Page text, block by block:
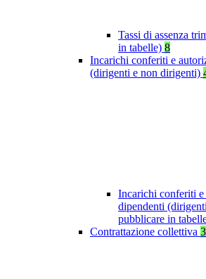
Tassi di assenza
in tabelle) 8
Incarichi conferiti e
(dirigenti e non dirigenti)
Incarichi conferiti e
dipendenti
pubblicare in
Contrattazione collettiva 3